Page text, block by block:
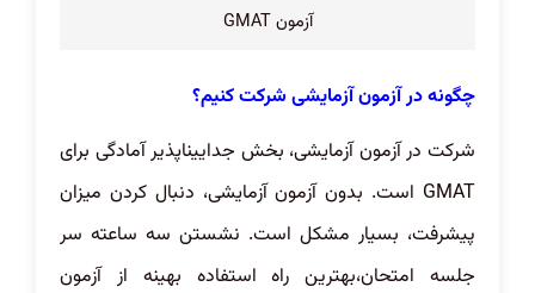
آزمون GMAT
چگونه در آزمون آزمایشی شرکت کنیم؟
شرکت در آزمون آزمایشی، بخش جداییناپذیر آمادگی برای
GMAT است. بدون آزمون آزمایشی، دنبال کردن میزان
پیشرفت، بسیار مشکل است. نشستن سه ساعته سر
جلسه امتحان،بهترین راه استفاده بهینه از آزمون